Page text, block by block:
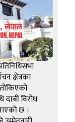
क्षेत्रका
विरोध
छ ।